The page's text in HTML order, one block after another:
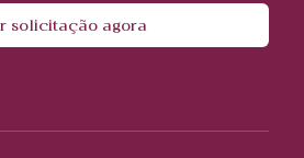
solicitação agora